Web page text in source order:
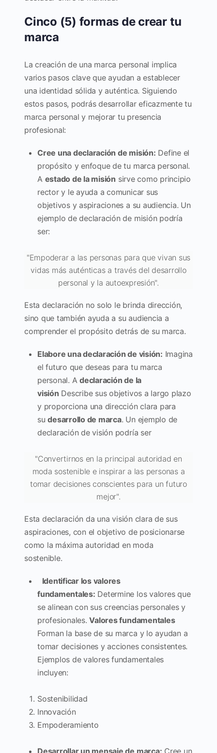
Cinco (5) formas de crear tu
marca
La creación de una marca personal implica
varios pasos clave que ayudan a establecer
una identidad sólida y auténtica. Siguiendo
estos pasos, podrás desarrollar eficazmente tu
marca personal y mejorar tu presencia
profesional:
Cree una declaración de misión: Define el
propósito y enfoque de tu marca personal.
A estado de la misión sirve como principio
rector y le ayuda a comunicar sus
objetivos y aspiraciones a su audiencia. Un
ejemplo de declaración de misión podría
ser:
"Empoderar a las personas para que vivan sus
vidas más auténticas a través del desarrollo
personal y la autoexpresión".
Esta declaración no solo le brinda dirección,
sino que también ayuda a su audiencia a
comprender el propósito detrás de su marca.
Elabore una declaración de visión: Imagina
el futuro que deseas para tu marca
personal. Adeclaración de la
visión Describe sus objetivos a largo plazo
y proporciona una dirección clara para
sudesarrollo de marca. Un ejemplo de
declaración de visión podría ser
"Convertirnos en la principal autoridad en
moda sostenible e inspirar a las personas a
tomar decisiones conscientes para un futuro
mejor".
Esta declaración da una visión clara de sus
aspiraciones, con el objetivo de posicionarse
como la máxima autoridad en moda
sostenible.
Identificar los valores
fundamentales: Determine los valores que
se alinean con sus creencias personales y
profesionales.Valores fundamentales
Forman la base de su marca y lo ayudan a
tomar decisiones y acciones consistentes.
Ejemplos de valores fundamentales
incluyen:
Sostenibilidad
Innovación
Empoderamiento
Desarrollar un mensaje de marca: Cree un